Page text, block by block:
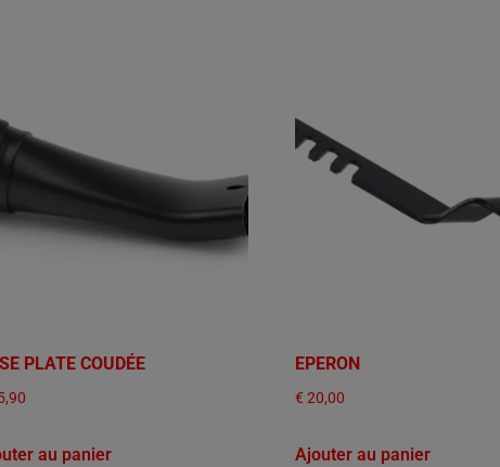
PLATE COUDÉE
au panier
EPERON
€ 20,00
Ajouter au panier